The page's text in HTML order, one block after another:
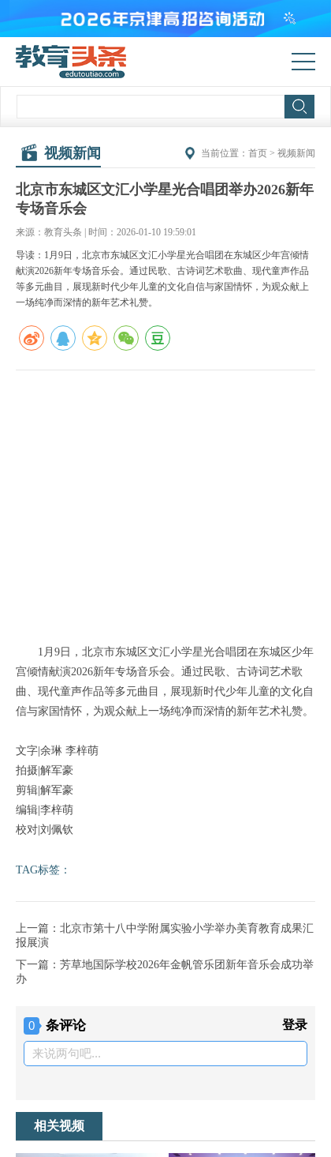
视频新闻 当前位置： 首页 > 视频新闻
北京市东城区文汇小学星光合唱团举办2026新年
专场音乐会
来源：教育头条 | 时间：2026-01-10 19:59:01
导读：1月9日，北京市东城区文汇小学星光合唱团在东城区少年宫倾情
献演2026新年专场音乐会。通过民歌、古诗词艺术歌曲、现代童声作品
等多元曲目，展现新时代少年儿童的文化自信与家国情怀，为观众献上
一场纯净而深情的新年艺术礼赞。
1月9日，北京市东城区文汇小学星光合唱团在东城区少年
宫倾情献演2026新年专场音乐会。通过民歌、古诗词艺术歌
曲、现代童声作品等多元曲目，展现新时代少年儿童的文化自
信与家国情怀，为观众献上一场纯净而深情的新年艺术礼赞。
文字|余琳 李梓萌
拍摄|解军豪
剪辑|解军豪
编辑|李梓萌
校对|刘佩钦
TAG标签：
上一篇：北京市第十八中学附属实验小学举办美育教育成果汇
报展演
下一篇：芳草地国际学校2026年金帆管乐团新年音乐会成功举
办
0 条评论 登录
来说两句吧...
相关视频